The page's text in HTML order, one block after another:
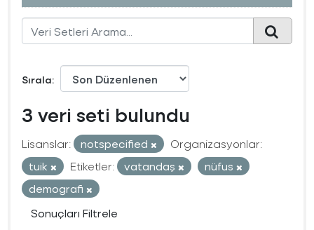
Sırala
3 veri seti bulundu
Lisanslar: notspecified
Organizasyonlar:
tuik
Etiketler: vatandaş
nüfus
demografi
Sonuçları Filtrele